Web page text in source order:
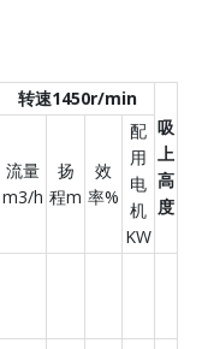
转速1450r/min
吸
上
高
度
流量
m3/h
扬
程m
效
率%
配
用
电
机
KW